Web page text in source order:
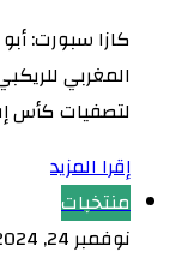
كازا سبورت:
لتصفيات كأس
إقرا المزيد
منتخبات
نوفمبر 24, 2024